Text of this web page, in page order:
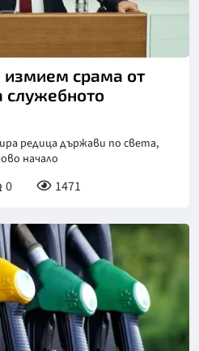
срама от
служебното
редица държави по света,
начало
0 1471